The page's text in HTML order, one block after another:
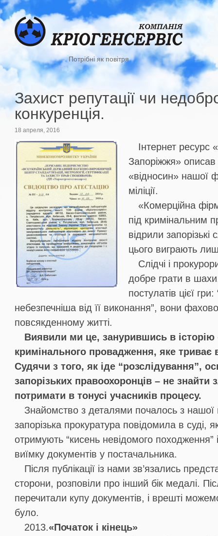
Потрібні як повітря
Захист репутації чи
конкуренція.
18 апреля, 2016
Інтернет ресурс
Запоріжжя» описав
«відносин» нашої
міліції.
«Комерційна
під кримінальним
відрили запорізькі
цього виграють
Слідчі і
добре грати в
постулатів цієї
небезпечніша від її виконання”, вони
повсякденному житті.
Виявили ми це, занурившись в історію
кримінального провадження, яке триває
Судячи з того, як іде “розслідування”,
запорізьких правоохоронців – не знайти
потримати в тонусі учасників процесу.
Знайомство з деталями почалось з нашої
запорізька прокуратура повідомила в суді,
отримують “кисень невідомого
виїмку документів у постачальника.
Після публікації із нами зв’язались
сторони, розповіли про інший бік медалі.
перечитали купу документів, і врешті
було.
2013.«Початок і кінець»